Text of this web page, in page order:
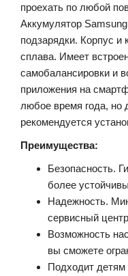
проехать по любой
Аккумулятор
подзарядки. Корпус и
сплава. Имеет
самобалансировки и
приложения на
любое время года, но
рекомендуется
Преимущества:
Безопасность.
более
Надежность.
сервисный
Возможность
вы сможете
Подходит